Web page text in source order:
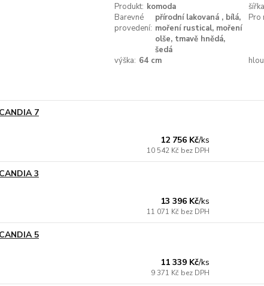
Produkt: komoda
Barevné
provedení:
přírodní lakovaná , bílá,
moření rustical, moření
olše, tmavě hnědá,
šedá
Pro
výška: 64 cm
7
12 756 Kč/ks
10 542 Kč bez DPH
3
13 396 Kč/ks
11 071 Kč bez DPH
5
11 339 Kč/ks
9 371 Kč bez DPH